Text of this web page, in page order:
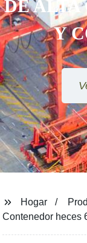
Hogar
Contenedor heces